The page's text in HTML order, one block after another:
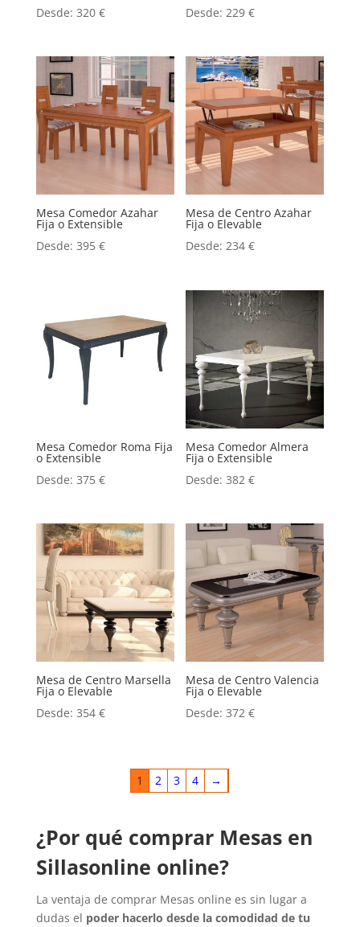
Desde: 320 €
Desde:229€
Mesa Comedor Azahar
Fija o Extensible
Desde: 395 €
Mesa de Centro Azahar
Fija o Elevable
Desde:234€
Mesa Comedor Roma Fija
o Extensible
Desde: 375 €
Mesa Comedor Almera
Fija o Extensible
Desde:382€
Mesa de Centro Marsella
Fija o Elevable
Desde: 354 €
Mesa de Centro Valencia
Fija o Elevable
Desde:372€
1 2 3 4 →
¿Por qué comprar Mesas en
Sillasonline online?
La ventaja de comprar Mesas online es sin lugar a
dudas el poder hacerlo desde la comodidad de tu